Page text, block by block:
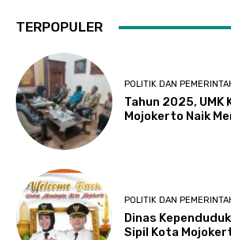
TERPOPULER
POLITIK DAN
Tahun 2025,
Mojokerto Naik
POLITIK DAN
Dinas
Sipil Kota